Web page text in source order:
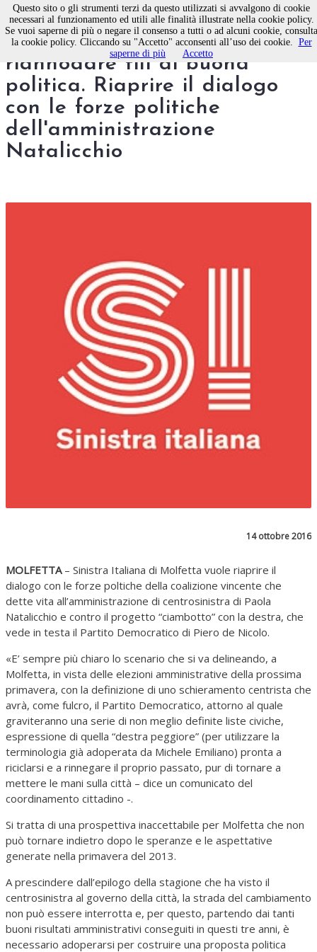
Sinistra Italiana Molfetta,
riannodare fili di buona
politica. Riaprire il dialogo
con le forze politiche
dell'amministrazione
Natalicchio
14 ottobre 2016
MOLFETTA– Sinistra Italiana di Molfetta vuole riaprire il
dialogo con le forze poltiche della coalizione vincente che
dette vita all’amministrazione di centrosinistra di Paola
Natalicchio e contro il progetto “ciambotto” con la destra, che
vede in testa il Partito Democratico di Piero de Nicolo.
«E’ sempre più chiaro lo scenario che si va delineando, a
Molfetta, in vista delle elezioni amministrative della prossima
primavera, con la definizione di uno schieramento centrista che
avrà, come fulcro, il Partito Democratico, attorno al quale
graviteranno una serie di non meglio definite liste civiche,
espressione di quella “destra peggiore” (per utilizzare la
terminologia già adoperata da Michele Emiliano) pronta a
riciclarsi e a rinnegare il proprio passato, pur di tornare a
mettere le mani sulla città – dice un comunicato del
coordinamento cittadino -.
Si tratta di una prospettiva inaccettabile per Molfetta che non
può tornare indietro dopo le speranze e le aspettative
generate nella primavera del 2013.
A prescindere dall’epilogo della stagione che ha visto il
centrosinistra al governo della città, la strada del cambiamento
non può essere interrotta e, per questo, partendo dai tanti
buoni risultati amministrativi conseguiti in questi tre anni, è
necessario adoperarsi per costruire una proposta politica
Questo sito o gli strumenti terzi da questo utilizzati si avvalgono di cookie
necessari al funzionamento ed utili alle finalità illustrate nella cookie policy.
Se vuoi saperne di più o negare il consenso a tutti o ad alcuni cookie, consulta
la cookie policy. Cliccando su "Accetto" acconsenti all’uso dei cookie. Per
saperne di più
Accetto